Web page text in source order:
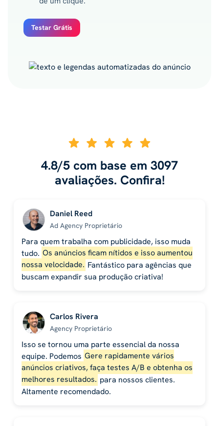
Testar Grátis
4.8/5 com base em 3097
avaliações. Confira!
Daniel Reed
Ad Agency Proprietário
Para quem trabalha com publicidade, isso muda
tudo. Os anúncios ficam nítidos e isso aumentou
nossa velocidade. Fantástico para agências que
buscam expandir sua produção criativa!
Carlos Rivera
Agency Proprietário
Isso se tornou uma parte essencial da nossa
equipe. Podemos Gere rapidamente vários
anúncios criativos, faça testes A/B e obtenha os
melhores resultados. para nossos clientes.
Altamente recomendado.